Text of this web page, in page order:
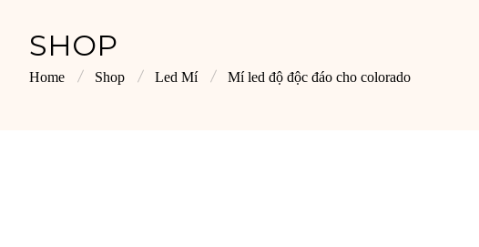
SHOP
Home Shop Led Mí Mí led độ độc đáo cho colorado